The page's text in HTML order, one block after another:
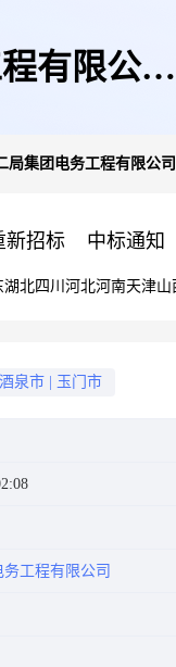
有限公司
局集团电务工程有限公
新招标 中标通知
湖北四川 河北河南天津山
酒泉市 玉门市
工程有限公司